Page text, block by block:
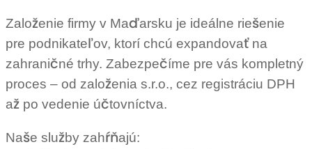
Založenie firmy v Maďarsku je ideálne riešenie
pre podnikateľov, ktorí chcú expandovať na
zahraničné trhy. Zabezpečíme pre vás kompletný
proces – od založenia s.r.o., cez registráciu DPH
až po vedenie účtovníctva.
Naše služby zahŕňajú: